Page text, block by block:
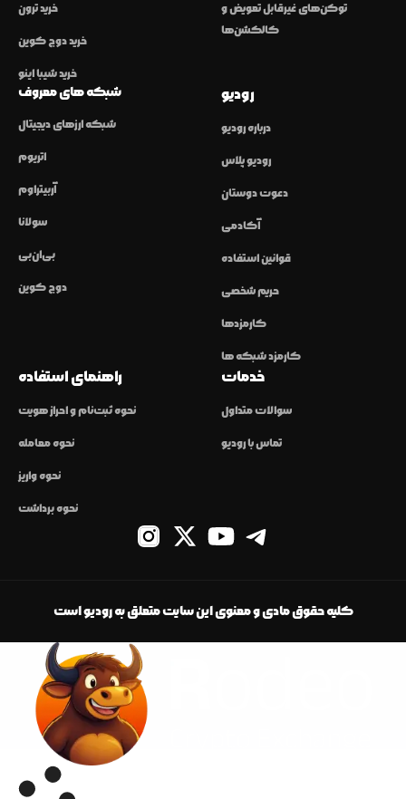
خرید ترون
خرید دوج کوین
خرید شیبا اینو
توکن‌های غیرقابل تعویض و
کالکشن‌ها
شبکه های معروف
شبکه ارزهای دیجیتال
اتریوم
آربیتراوم
سولانا
بی‌ان‌بی
دوج کوین
رودیو
درباره رودیو
رودیو پلاس
دعوت دوستان
آکادمی
قوانین استفاده
حریم شخصی
کارمزدها
کارمزد شبکه ها
راهنمای استفاده
نحوه ثبت‌نام و احراز هویت
نحوه معامله
نحوه واریز
نحوه برداشت
خدمات
سوالات متداول
تماس با رودیو
کلیه حقوق مادی و معنوی این سایت متعلق به رودیو است